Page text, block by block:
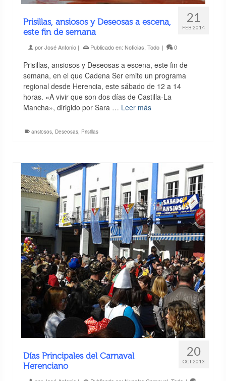
21
FEB 2014
Prisillas, ansiosos y Deseosas a escena,
este fin de semana
porJosé Antonio| Publicado en: Noticias Todo | 0
Prisillas, ansiosos y Deseosas a escena, este fin de
semana, en el que Cadena Ser emite un programa
regional desde Herencia, este sábado de 12 a 14
horas. «A vivir que son dos días de Castilla-La
Mancha», dirigido por Sara … Leer más
ansiosos, Deseosas, Prisillas
20
OCT 2013
Días Principales del Carnaval
Herenciano